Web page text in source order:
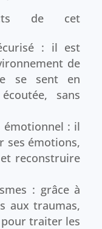
de cet
: il est
de
se sent en
sans
émotionnel : il
ses émotions,
reconstruire
: grâce à
aux traumas,
traiter les